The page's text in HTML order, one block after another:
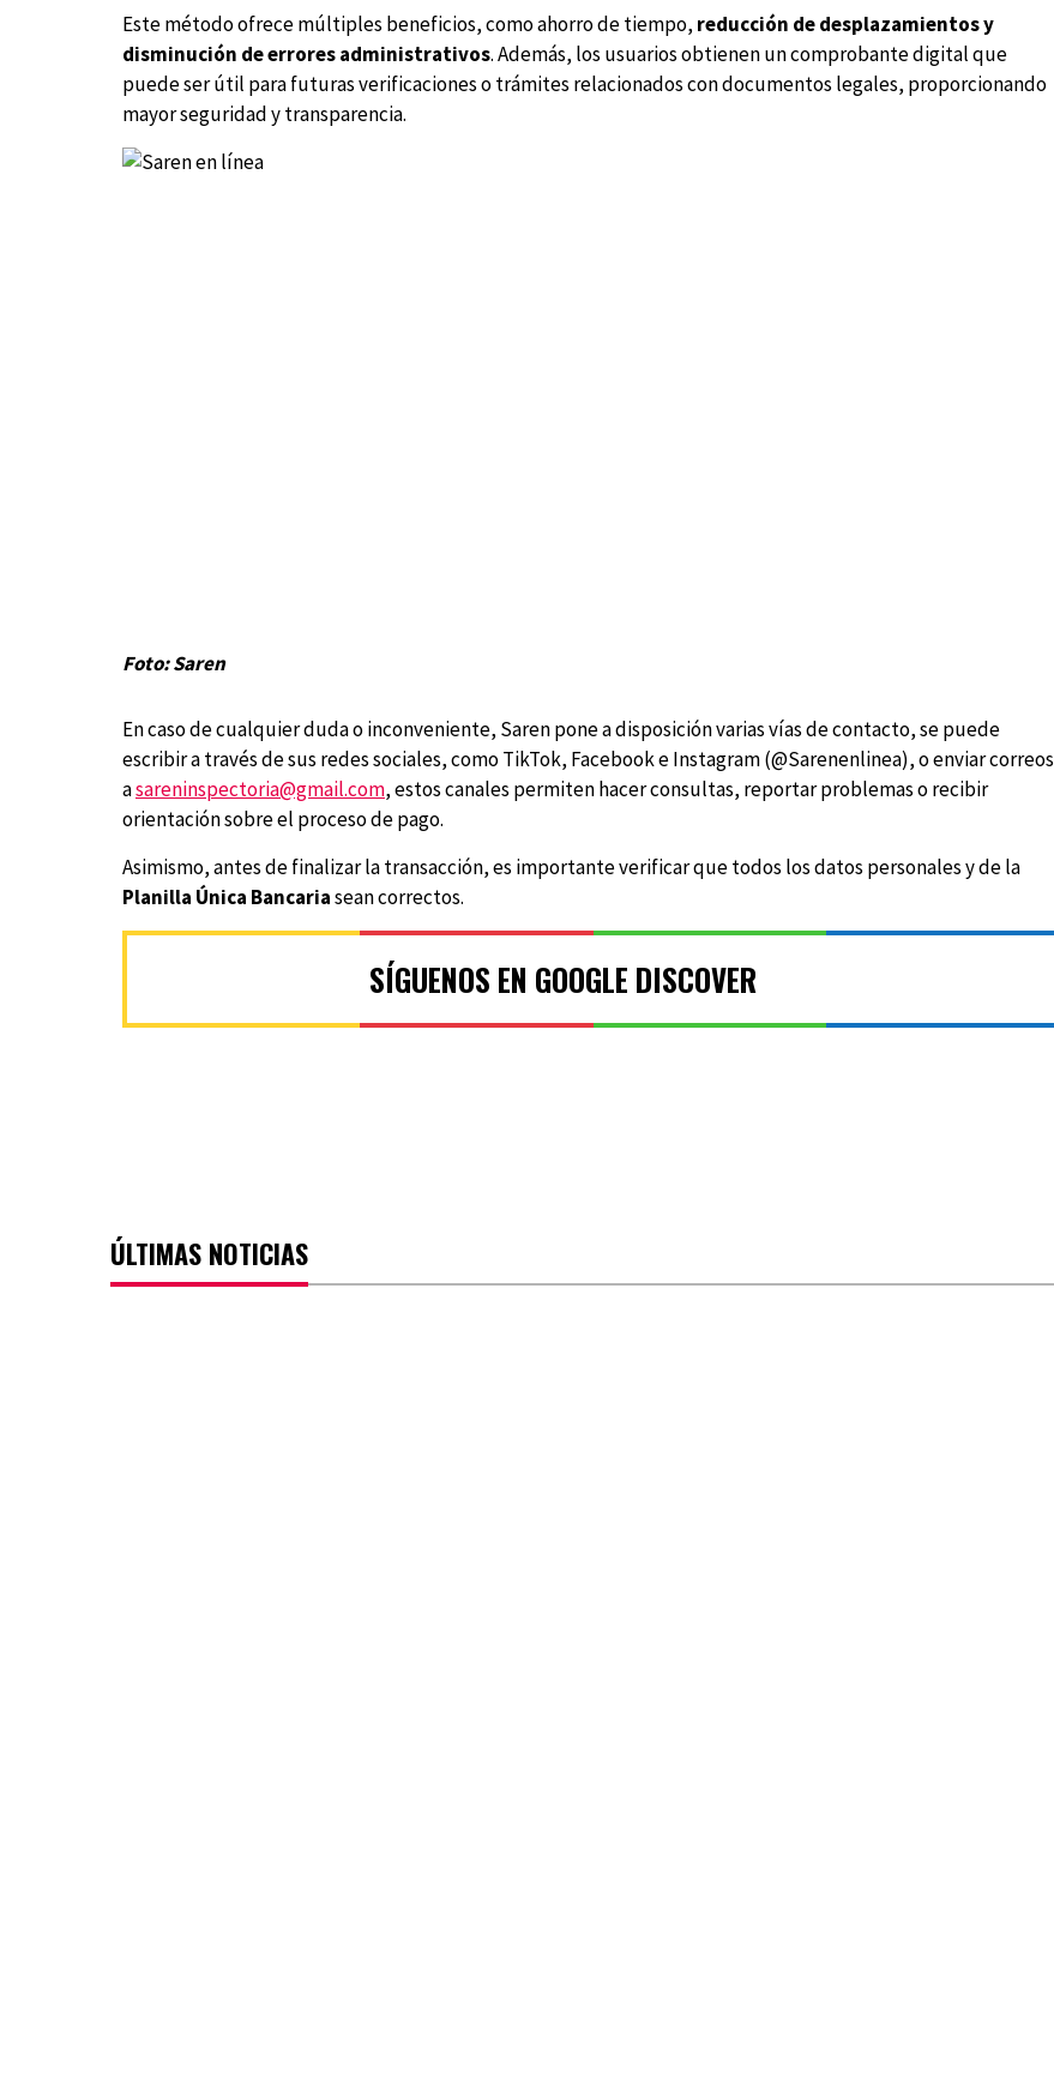
Este método ofrece múltiples beneficios, como ahorro de tiempo, reducción de desplazamientos y
disminución de errores administrativos. Además, los usuarios obtienen un comprobante digital que
puede ser útil para futuras verificaciones o trámites relacionados con documentos legales, proporcionando
mayor seguridad y transparencia.
Foto: Saren
En caso de cualquier duda o inconveniente, Saren pone a disposición varias vías de contacto, se puede
escribir a través de sus redes sociales, como TikTok, Facebook e Instagram (@Sarenenlinea), o enviar correos
asareninspectoria@gmail.com, estos canales permiten hacer consultas, reportar problemas o recibir
orientación sobre el proceso de pago.
Asimismo, antes de finalizar la transacción, es importante verificar que todos los datos personales y de la
Planilla Única Bancariasean correctos.
SÍGUENOS EN GOOGLE DISCOVER
ÚLTIMAS NOTICIAS